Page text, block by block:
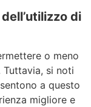
di
o meno
Tuttavia, si noti
a questo
migliore e